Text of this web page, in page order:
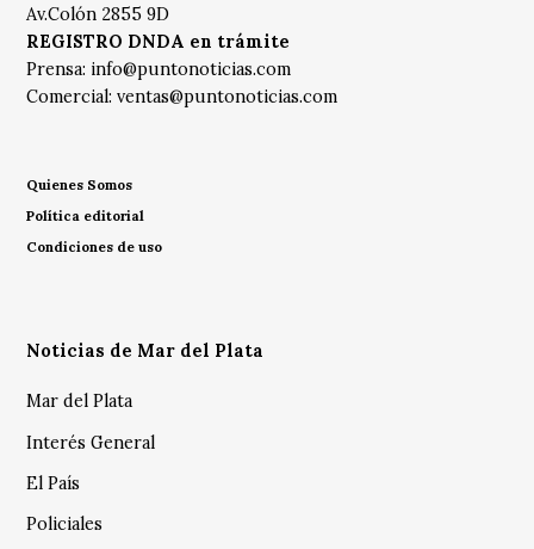
Av.Colón 2855 9D
REGISTRO DNDA en trámite
Prensa: info@puntonoticias.com
Comercial:ventas@puntonoticias.com
Quienes Somos
Política editorial
Condiciones de uso
Noticias de Mar del Plata
Mar del Plata
Interés General
El País
Policiales